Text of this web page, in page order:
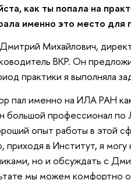
как ты попала на
именно это место для
Михайлович,
ВКР. Он
практики я выполняла
пал именно на ИЛА РАН
большой профессионал
опыт работы в этой
в Институт, я могу
но и обсуждать с
мы можем комфортно